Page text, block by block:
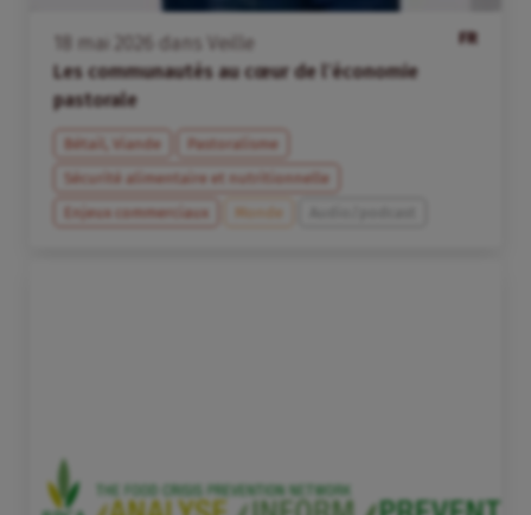
FR
mai dans
Veille
Les communautés au cœur de l’économie
pastorale
Bétail, Viande
Pastoralisme
Sécurité alimentaire et nutritionnelle
Enjeux commerciaux
Monde